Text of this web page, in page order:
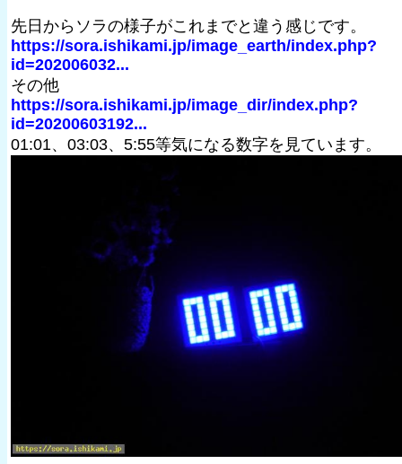
先日からソラの様子がこれまでと違う感じです。
https://sora.ishikami.jp/image_earth/index.php?
id=202006032...
その他
https://sora.ishikami.jp/image_dir/index.php?
id=20200603192...
01:01、03:03、5:55等気になる数字を見ています。